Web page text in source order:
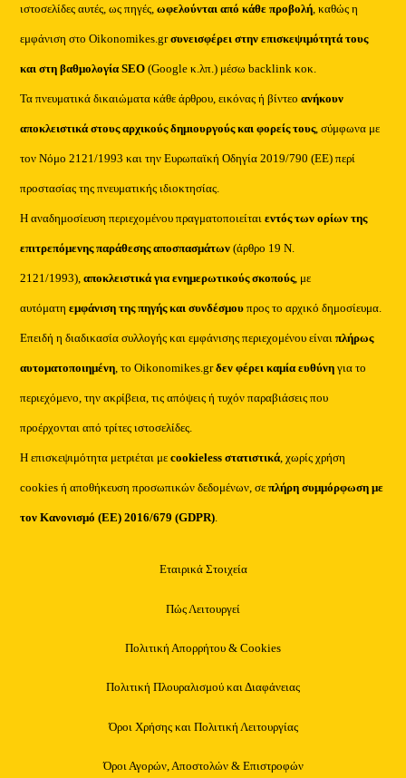
ιστοσελίδες αυτές, ως πηγές,ωφελούνται από κάθε προβολή , καθώς η
εμφάνιση στο Oikonomikes.grσυνεισφέρει στην επισκεψιμότητά τους
και στη βαθμολογία SEO (Google κ.λπ.) μέσω backlink κοκ.
Τα πνευματικά δικαιώματα κάθε άρθρου, εικόνας ή βίντεοανήκουν
αποκλειστικά στους αρχικούς δημιουργούς και φορείς τους, σύμφωνα με
τον Νόμο 2121/1993 και την Ευρωπαϊκή Οδηγία 2019/790 (ΕΕ) περί
προστασίας της πνευματικής ιδιοκτησίας.
Η αναδημοσίευση περιεχομένου πραγματοποιείταιεντός των ορίων της
επιτρεπόμενης παράθεσης αποσπασμάτων (άρθρο 19 Ν.
2121/1993), αποκλειστικά για ενημερωτικούς σκοπούς, με
αυτόματηεμφάνιση της πηγής και συνδέσμου προς το αρχικό δημοσίευμα.
Επειδή η διαδικασία συλλογής και εμφάνισης περιεχομένου είναιπλήρως
αυτοματοποιημένη , το Oikonomikes.grδεν φέρει καμία ευθύνη για το
περιεχόμενο, την ακρίβεια, τις απόψεις ή τυχόν παραβιάσεις που
προέρχονται από τρίτες ιστοσελίδες.
Η επισκεψιμότητα μετριέται μεcookieless στατιστικά , χωρίς χρήση
cookies ή αποθήκευση προσωπικών δεδομένων, σεπλήρη συμμόρφωση με
τον Κανονισμό (ΕΕ) 2016/679 (GDPR)
Εταιρικά Στοιχεία
Πώς Λειτουργεί
Πολιτική Απορρήτου & Cookies
Πολιτική Πλουραλισμού και Διαφάνειας
Όροι Χρήσης και Πολιτική Λειτουργίας
Όροι Αγορών, Αποστολών & Επιστροφών